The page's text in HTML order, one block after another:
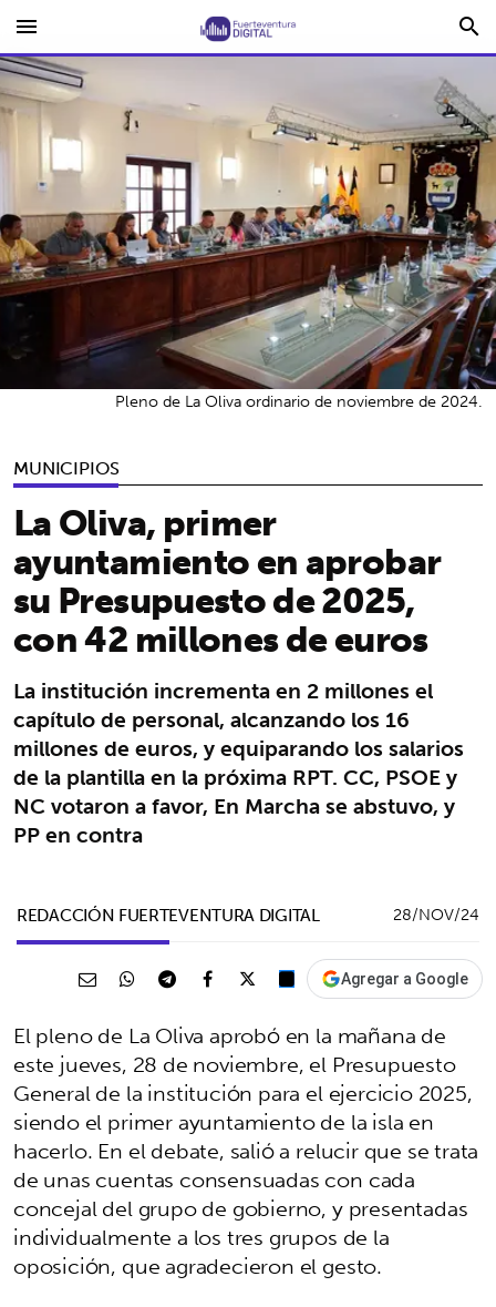
menu search
MUNICIPIOS
La Oliva, primer
ayuntamiento en aprobar
su Presupuesto de 2025,
con 42 millones de euros
La institución incrementa en 2 millones el
capítulo de personal, alcanzando los 16
millones de euros, y equiparando los salarios
de la plantilla en la próxima RPT. CC, PSOE y
NC votaron a favor, En Marcha se abstuvo, y
PP en contra
Pleno de La Oliva ordinario de noviembre de 2024.
REDACCIÓN FUERTEVENTURA DIGITAL 28/NOV/24
Agregar a Google
El pleno de La Oliva aprobó en la mañana de
este jueves, 28 de noviembre, el Presupuesto
General de la institución para el ejercicio 2025,
siendo el primer ayuntamiento de la isla en
hacerlo. En el debate, salió a relucir que se trata
de unas cuentas consensuadas con cada
concejal del grupo de gobierno, y presentadas
individualmente a los tres grupos de la
oposición, que agradecieron el gesto.